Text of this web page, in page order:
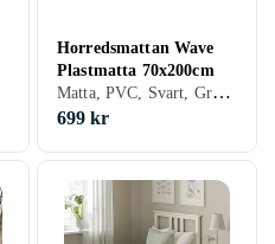
Horredsmattan Wave
Plastmatta 70x200cm
Matta, PVC, Svart, Grå, Blå, Gul, Grön, Beige, Rosa, Rektangulär
699 kr